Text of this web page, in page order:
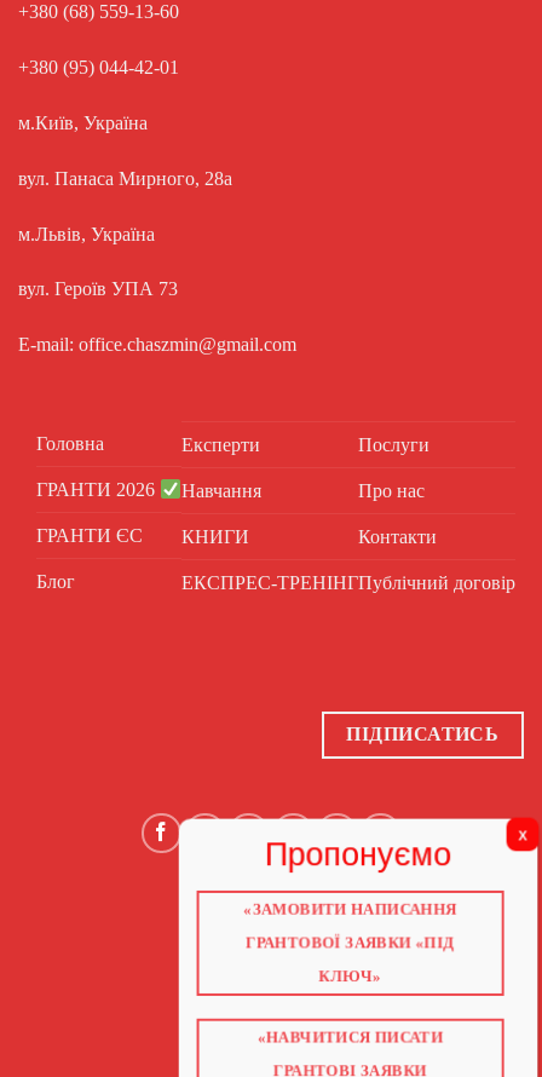
+380 (68) 559-13-60
+380 (95) 044-42-01
м.Київ, Україна
вул. Панаса Мирного, 28а
м.Львів, Україна
вул. Героїв УПА 73
E-mail: office.chaszmin@gmail.com
Головна
ГРАНТИ 2026
ГРАНТИ ЄС
Блог
Експерти
Навчання
КНИГИ
ЕКСПРЕС-ТРЕНІНГ
Послуги
Про нас
Контакти
Публічний договір
ПІДПИСАТИСЬ
ГОЛОВНА
ПРО НАС
ГРАНТИ 2026
НАВЧАННЯ
КНИГИ
ВІДЕО ПРО ГРАНТИ
«ЗАМОВИТИ НАПИСАННЯ
ГРАНТОВОЇ ЗАЯВКИ «ПІД
КЛЮЧ»
«НАВЧИТИСЯ ПИСАТИ
ГРАНТОВІ ЗАЯВКИ